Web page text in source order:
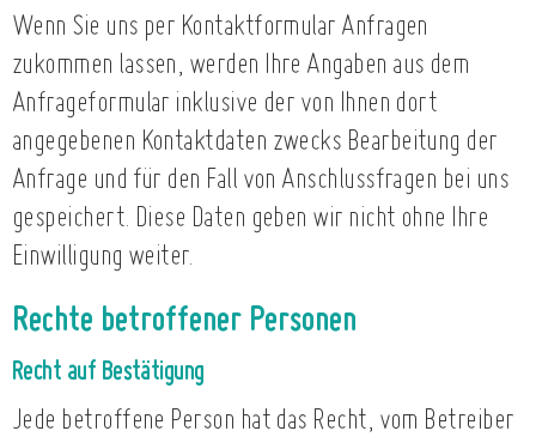
Wenn Sie uns per Kontaktformular Anfragen
zukommen lassen, werden Ihre Angaben aus dem
Anfrageformular inklusive der von Ihnen dort
angegebenen Kontaktdaten zwecks Bearbeitung der
Anfrage und für den Fall von Anschlussfragen bei uns
gespeichert. Diese Daten geben wir nicht ohne Ihre
Einwilligung weiter.
Rechte betroffener Personen
Recht auf Bestätigung
Jede betroffene Person hat das Recht, vom Betreiber